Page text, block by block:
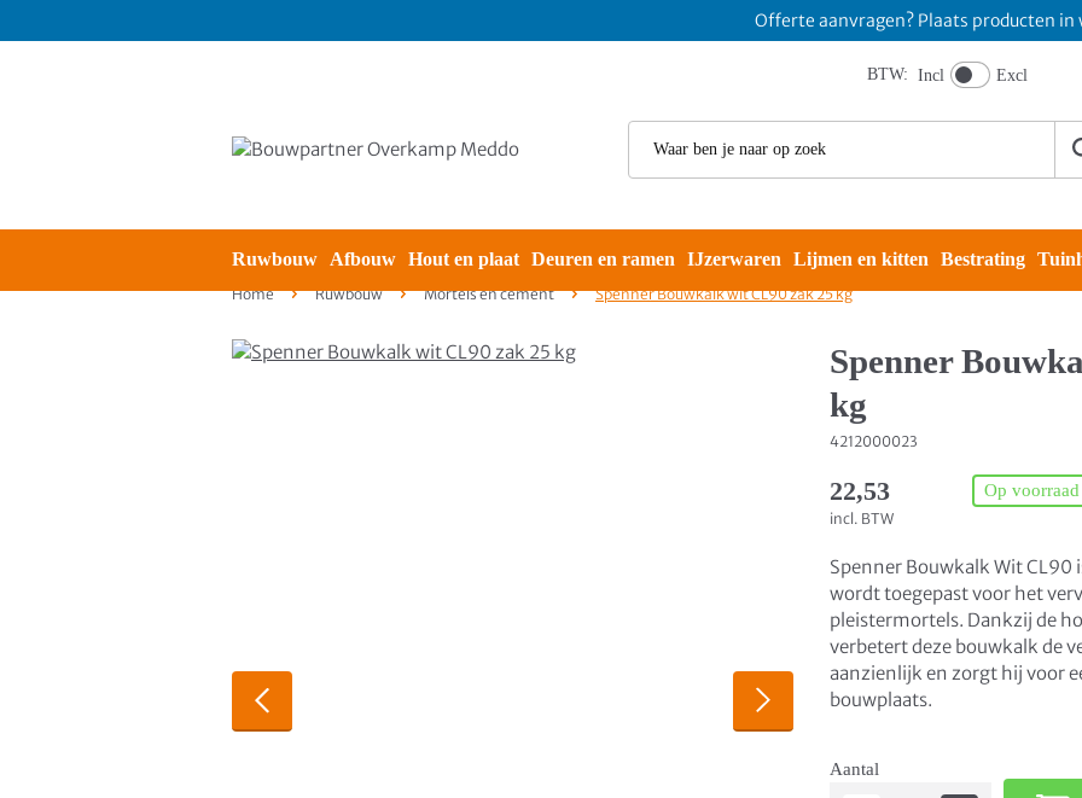
Offerte aanvragen? Plaats producten in
BTW: Incl Excl
Ruwbouw Afbouw Hout en plaat Deuren en ramen IJzerwaren Lijmen en kitten Bestrating
Home Ruwbouw Mortels en cement Spenner Bouwkalk wit CL90 zak 25 kg
Spenner
kg
4212000023
22,53
incl. BTW
Op voorraad
Spenner Bouwkalk Wit CL90
wordt toegepast voor het
pleistermortels. Dankzij de
verbetert deze bouwkalk de
aanzienlijk en zorgt hij voor
bouwplaats.
Aantal